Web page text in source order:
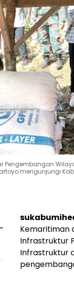
Pengembangan
mengunjungi
Kemaritiman
Infrastruktur
Infrastruktur